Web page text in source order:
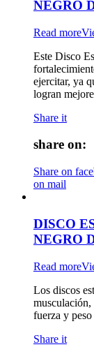
NEGRO
Read more
Este Disco
ejercitar, ya
logran
Share it
share on:
Share on
on mail
DISCO
NEGRO
Read more
Los discos
fuerza y
Share it